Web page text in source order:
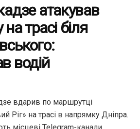
атакував
трасі біля
водій
вдарив по маршрутці
Ріг» на трасі в напрямку Дніпра.